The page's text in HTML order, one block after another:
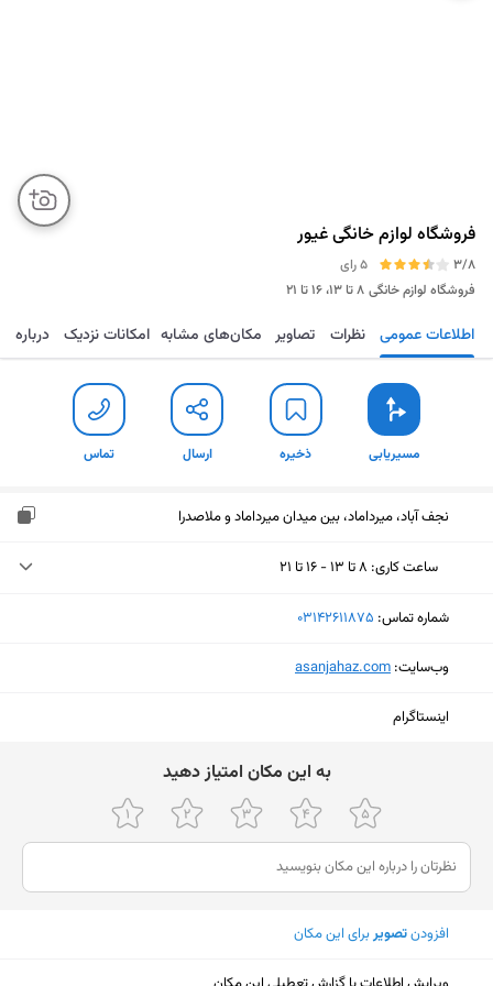
فروشگاه لوازم خانگی غیور
3/8
5 رای
فروشگاه لوازم خانگی ۸ تا ۱۳، ۱۶ تا ۲۱
مسیریابی ذخیره ارسال تماس اطلاعات عمومی نظرات تصاویر مکان‌های مشابه امکانات نزدیک درباره
مسیریابی ذخیره ارسال تماس
نجف آباد، میرداماد، بین میدان میرداماد و ملاصدرا
ساعت کاری: ۸ تا ۱۳ - ۱۶ تا ۲۱
یکشنبه (امروز)
۸ تا ۱۳ - ۱۶ تا ۲۱
جمعه
ثبت نشده
شنبه
شماره تماس: ‎03142611875
وب‌سایت: ‎asanjahaz.com
اینستاگرام
ﺑﻪ اﯾﻦ ﻣﮑﺎن اﻣﺘﯿﺎز دﻫﯿﺪ
افزودنتصویربرای این مکان